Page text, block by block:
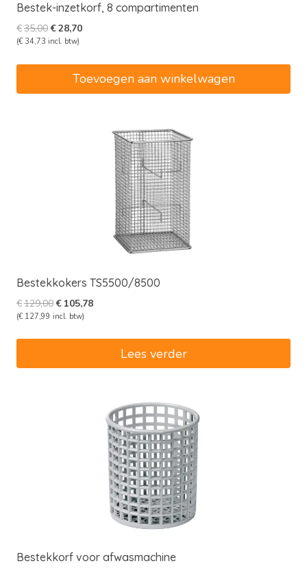
Bestek-inzetkorf, 8 compartimenten
€35,00Oorspronkelijke
prijs
€35,00.
€28,70Huidige
(€ 34,73 incl. btw)
Toevoegen aan winkelwagen
Bestekkokers TS5500/8500
€129,00Oorspronkelijke
prijs
€ 105,78Huidige
(€ 127,99 incl. btw)
Lees verder
Bestekkorf voor afwasmachine